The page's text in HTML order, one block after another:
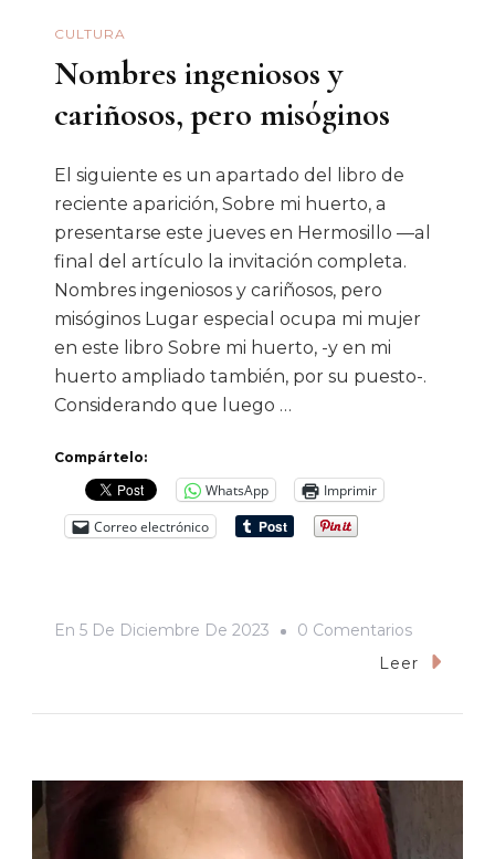
CULTURA
Nombres ingeniosos y
cariñosos, pero misóginos
El siguiente es un apartado del libro de
reciente aparición, Sobre mi huerto, a
presentarse este jueves en Hermosillo —al
final del artículo la invitación completa.
Nombres ingeniosos y cariñosos, pero
misóginos Lugar especial ocupa mi mujer
en este libro Sobre mi huerto, -y en mi
huerto ampliado también, por su puesto-.
Considerando que luego …
Compártelo:
WhatsApp
Imprimir
Correo electrónico
En 5 De Diciembre De 2023 0 ComentariosEn
Nombres
Misóginos
Leer